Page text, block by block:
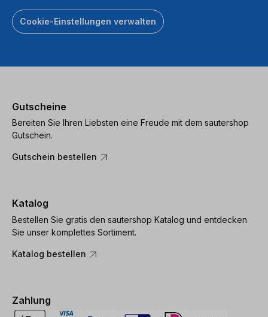
Cookie-Einstellungen verwalten
Gutscheine
Bereiten Sie Ihren Liebsten eine Freude mit dem sautershop
Gutschein.
Gutschein bestellen
Katalog
Bestellen Sie gratis den sautershop Katalog und entdecken
Sie unser komplettes Sortiment.
Katalog bestellen
Zahlung